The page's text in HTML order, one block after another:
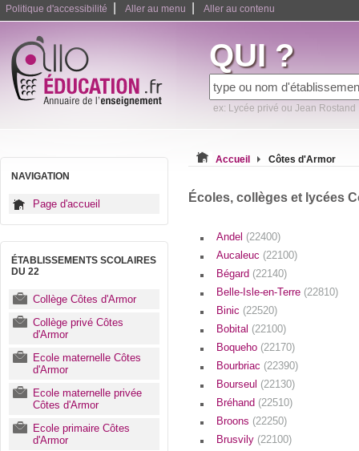
Politique d'accessibilité Aller au menu Aller au contenu
QUI ?
ex: Lycée privé ou Jean Rostand
NAVIGATION
Page d'accueil
ÉTABLISSEMENTS SCOLAIRES
DU 22
Collège Côtes d'Armor
Collège privé Côtes
d'Armor
Ecole maternelle Côtes
d'Armor
Ecole maternelle privée
Côtes d'Armor
Ecole primaire Côtes
d'Armor
Accueil Côtes d'Armor
Écoles, collèges et lycées
Andel (22400)
Aucaleuc (22100)
Bégard (22140)
Belle-Isle-en-Terre (22810)
Binic (22520)
Bobital (22100)
Boqueho (22170)
Bourbriac (22390)
Bourseul (22130)
Bréhand (22510)
Broons (22250)
Brusvily (22100)